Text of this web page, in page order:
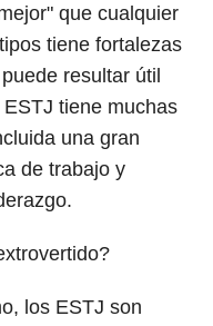
que cualquier
tiene fortalezas
resultar útil
tiene muchas
una gran
de trabajo y
los ESTJ son